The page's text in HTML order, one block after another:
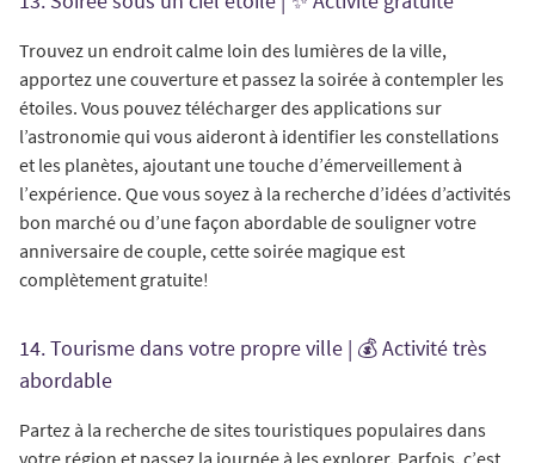
Trouvez un endroit calme loin des lumières de la ville,
apportez une couverture et passez la soirée à contempler les
étoiles. Vous pouvez télécharger des applications sur
l’astronomie qui vous aideront à identifier les constellations
et les planètes, ajoutant une touche d’émerveillement à
l’expérience. Que vous soyez à la recherche d’idées d’activités
bon marché ou d’une façon abordable de souligner votre
anniversaire de couple, cette soirée magique est
complètement gratuite!
14. Tourisme dans votre propre ville | 💰 Activité très
abordable
Partez à la recherche de sites touristiques populaires dans
votre région et passez la journée à les explorer. Parfois, c’est